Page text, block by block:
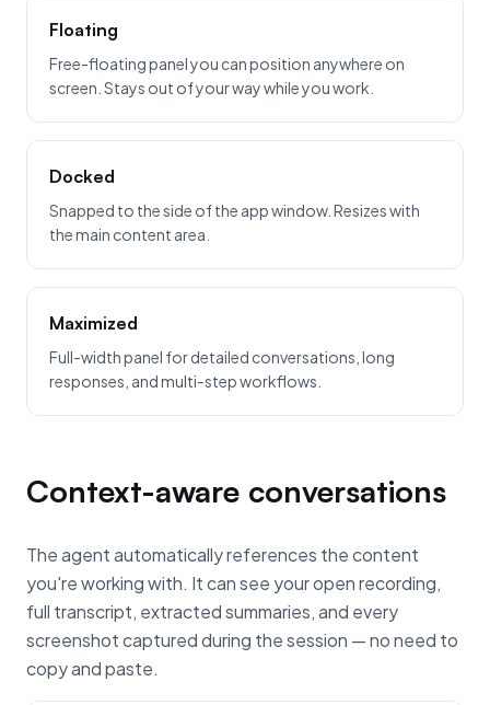
Floating
Free-floating panel you can position anywhere on
screen. Stays out of your way while you work.
Docked
Snapped to the side of the app window. Resizes with
the main content area.
Maximized
Full-width panel for detailed conversations, long
responses, and multi-step workflows.
Context-aware conversations
The agent automatically references the content
you're working with. It can see your open recording,
full transcript, extracted summaries, and every
screenshot captured during the session — no need to
copy and paste.